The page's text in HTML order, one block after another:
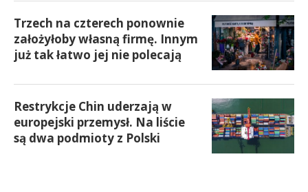
Trzech na czterech ponownie
założyłoby własną firmę. Innym
już tak łatwo jej nie polecają
Restrykcje Chin uderzają w
europejski przemysł. Na liście
są dwa podmioty z Polski